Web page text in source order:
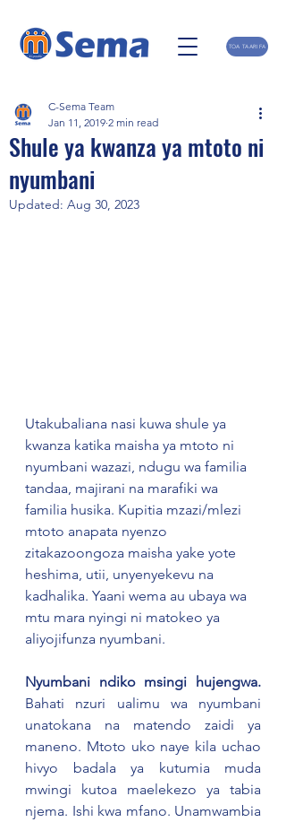
TOA TAARIFA
Shule ya kwanza ya mtoto ni
nyumbani
C-Sema Team
Jan 11, 2019 2 min read
Updated: Aug 30, 2023
Utakubaliana nasi kuwa shule ya
kwanza katika maisha ya mtoto ni
nyumbani wazazi, ndugu wa familia
tandaa, majirani na marafiki wa
familia husika. Kupitia mzazi/mlezi
mtoto anapata nyenzo
zitakazoongoza maisha yake yote
heshima, utii, unyenyekevu na
kadhalika. Yaani wema au ubaya wa
mtu mara nyingi ni matokeo ya
aliyojifunza nyumbani.
Nyumbani ndiko msingi hujengwa.
Bahati nzuri ualimu wa nyumbani
unatokana na matendo zaidi ya
maneno. Mtoto uko naye kila uchao
hivyo badala ya kutumia muda
mwingi kutoa maelekezo ya tabia
njema. Ishi kwa mfano. Unamwambia